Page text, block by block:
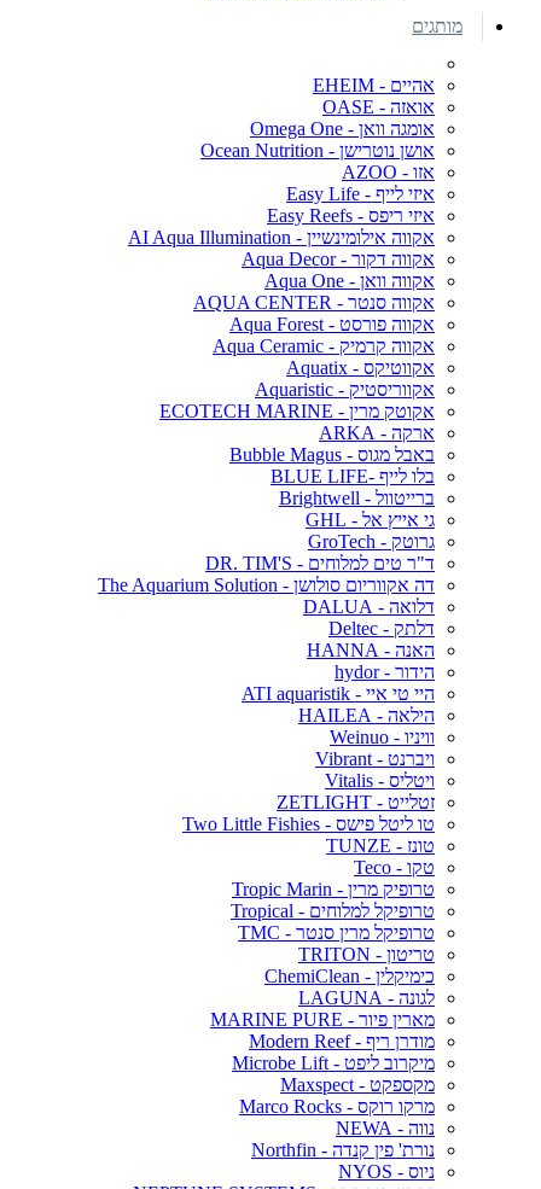
מותגים
אהיים - EHEIM
אואזה - OASE
אומגה וואן - Omega One
אושן נוטרישן - Ocean Nutrition
אזו - AZOO
איזי לייף - Easy Life
איזי ריפס - Easy Reefs
אקווה אילומינשיין - AI Aqua Illumination
אקווה דקור - Aqua Decor
אקווה וואן - Aqua One
אקווה סנטר - AQUA CENTER
אקווה פורסט - Aqua Forest
אקווה קרמיק - Aqua Ceramic
אקווטיקס - Aquatix
אקווריסטיק - Aquaristic
אקוטק מרין - ECOTECH MARINE
ארקה - ARKA
באבל מגוס - Bubble Magus
בלו לייף -BLUE LIFE
ברייטוול - Brightwell
גי אייץ אל - GHL
גרוטק - GroTech
ד"ר טים למלוחים - DR. TIM'S
דה אקווריום סולושן - The Aquarium Solution
דלואה - DALUA
דלתק - Deltec
האנה - HANNA
הידור - hydor
היי טי איי - ATI aquaristik
הילאה - HAILEA
וויניו - Weinuo
ויברנט - Vibrant
ויטליס - Vitalis
זטלייט - ZETLIGHT
טו ליטל פישס - Two Little Fishies
טונז - TUNZE
טקו - Teco
טרופיק מרין - Tropic Marin
טרופיקל למלוחים - Tropical
טרופיקל מרין סנטר - TMC
טריטון - TRITON
כימיקלין - ChemiClean
לגונה - LAGUNA
מארין פיור - MARINE PURE
מודרן ריף - Modern Reef
מיקרוב ליפט - Microbe Lift
מקספקט - Maxspect
מרקו רוקס - Marco Rocks
נווה - NEWA
נורת' פין קנדה - Northfin
ניוס - NYOS